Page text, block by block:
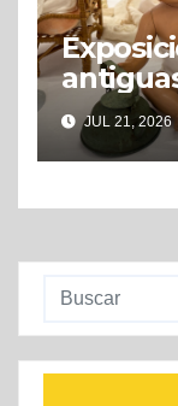
JUL 21, 2026